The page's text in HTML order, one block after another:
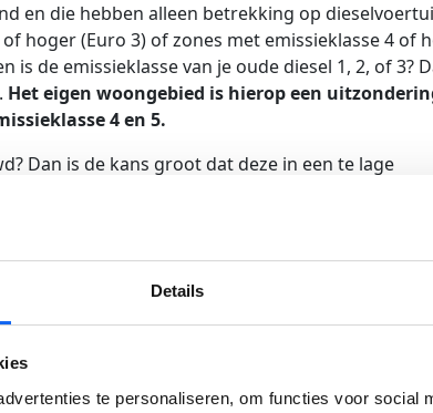
Details
te personaliseren, om functies voor social
en die hebben alleen betrekking op
hoger (Euro 3) of zones met emissieklasse 4 of
is de emissieklasse van je oude diesel 1, 2, of 3?
Het eigen woongebied is hierop een
4 en 5.
Dan is de kans groot dat deze in een te lage
Op
,
in. Op het moment van schrijven hebben
In Maastricht en Nijmegen wordt op dit